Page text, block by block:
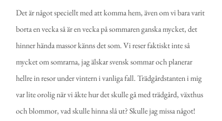
Det är något speciellt med att komma hem, även om vi bara varit
borta en vecka så är en vecka på sommaren ganska mycket, det
hinner hända massor känns det som. Vi reser faktiskt inte så
mycket om somrarna, jag älskar svensk sommar och planerar
hellre in resor under vintern i vanliga fall. Trädgårdstanten i mig
var lite orolig när vi åkte hur det skulle gå med trädgård, växthus
och blommor, vad skulle hinna slå ut? Skulle jag missa något!